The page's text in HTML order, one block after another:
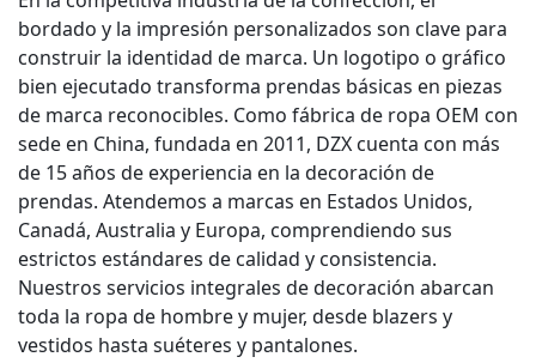
bordado y la impresión personalizados son clave para
construir la identidad de marca. Un logotipo o gráfico
bien ejecutado transforma prendas básicas en piezas
de marca reconocibles. Como fábrica de ropa OEM con
sede en China, fundada en 2011, DZX cuenta con más
de 15 años de experiencia en la decoración de
prendas. Atendemos a marcas en Estados Unidos,
Canadá, Australia y Europa, comprendiendo sus
estrictos estándares de calidad y consistencia.
Nuestros servicios integrales de decoración abarcan
toda la ropa de hombre y mujer, desde blazers y
vestidos hasta suéteres y pantalones.